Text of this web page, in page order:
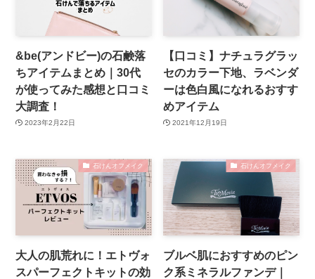
&be(アンドビー)の石鹸落
ちアイテムまとめ｜30代
が使ってみた感想と口コミ
大調査！
2023年2月22日
【口コミ】ナチュラグラッ
セのカラー下地、ラベンダ
ーは色白風になれるおすす
めアイテム
2021年12月19日
石けんオフメイク
大人の肌荒れに！エトヴォ
スパーフェクトキットの効
石けんオフメイク
ブルベ肌におすすめのピン
ク系ミネラルファンデ｜